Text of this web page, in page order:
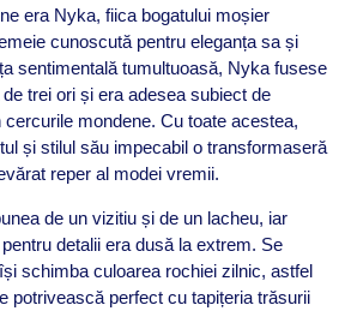
era Nyka, fiica bogatului moșier
cunoscută pentru eleganța sa și
sentimentală tumultuoasă, Nyka fusese
trei ori și era adesea subiect de
cercurile mondene. Cu toate acestea,
și stilul său impecabil o transformaseră
reper al modei vremii.
de un vizitiu și de un lacheu, iar
detalii era dusă la extrem. Se
schimba culoarea rochiei zilnic, astfel
potrivească perfect cu tapițeria trăsurii